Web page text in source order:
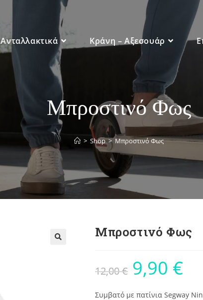
Ανταλλακτικά Κράνη – Αξεσουάρ
Μπροστινό Φως
> Shop > Μπροστινό Φως
Μπροστινό Φως
12,00€ 9,90 €
Συμβατό με πατίνια Segway